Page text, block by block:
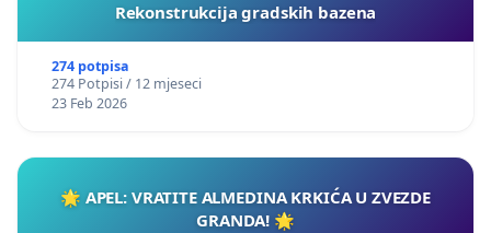
Rekonstrukcija gradskih bazena
274 potpisa
274 Potpisi / 12 mjeseci
23 Feb 2026
🌟 APEL: VRATITE ALMEDINA KRKIĆA U ZVEZDE
GRANDA! 🌟